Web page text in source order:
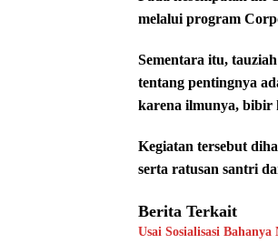
melalui program
Sementara itu,
tentang pentingnya
karena ilmunya, bibir
Kegiatan tersebut
serta ratusan santri
Berita Terkait
Usai Sosialisasi